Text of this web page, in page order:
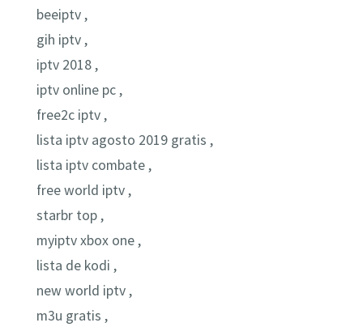
beeiptv ,
gih iptv ,
iptv 2018 ,
iptv online pc ,
free2c iptv ,
lista iptv agosto 2019 gratis ,
lista iptv combate ,
free world iptv ,
starbr top ,
myiptv xbox one ,
lista de kodi ,
new world iptv ,
m3u gratis ,